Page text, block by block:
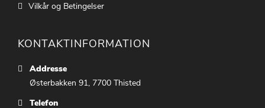
Vilkår og Betingelser
KONTAKTINFORMATION
Addresse
Østerbakken 91, 7700 Thisted
Telefon